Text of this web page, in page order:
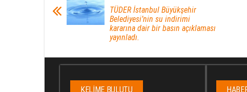
TÜDER İstanbul Büyükşehir
Belediyesi’nin su indirimi
kararına dair bir basın açıklaması
yayınladı.
KELIME BULUTU